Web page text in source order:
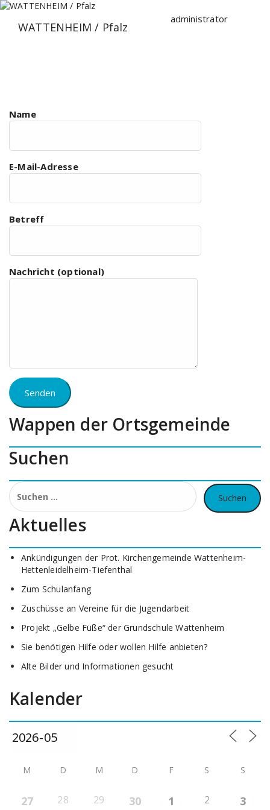
Zum
springenWATTENHEIM / Pfalz
administrator
Name
E-Mail-Adresse
Betreff
Nachricht (optional)
Wappen der Ortsgemeinde
Suchen
Suchen
nach:
Aktuelles
Ankündigungen der Prot. Kirchengemeinde Wattenheim-
Hettenleidelheim-Tiefenthal
Zum Schulanfang
Zuschüsse an Vereine für die Jugendarbeit
Projekt „Gelbe Füße“ der Grundschule Wattenheim
Sie benötigen Hilfe oder wollen Hilfe anbieten?
Alte Bilder und Informationen gesucht
Kalender
M D M D F S S
27 28 29 30 1 2 3